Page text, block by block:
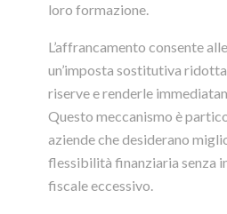
loro formazione.
L’affrancamento consente
un’imposta sostitutiva
riserve e renderle
Questo meccanismo è
aziende che desiderano
flessibilità finanziaria senza
fiscale eccessivo.